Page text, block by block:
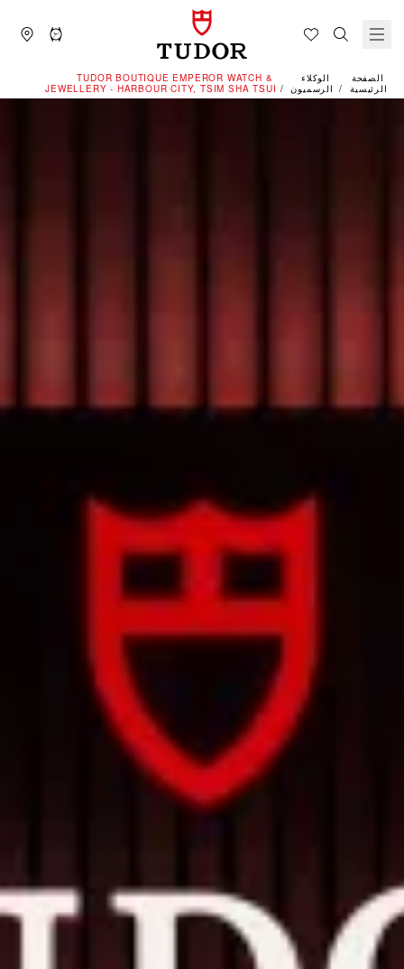
الصفحة
الرئيسية
الوكلاء
الرسميون
‭TUDOR BOUTIQUE EMPEROR WATCH &
JEWELLERY - HARBOUR CITY, TSIM SHA TSUI‬